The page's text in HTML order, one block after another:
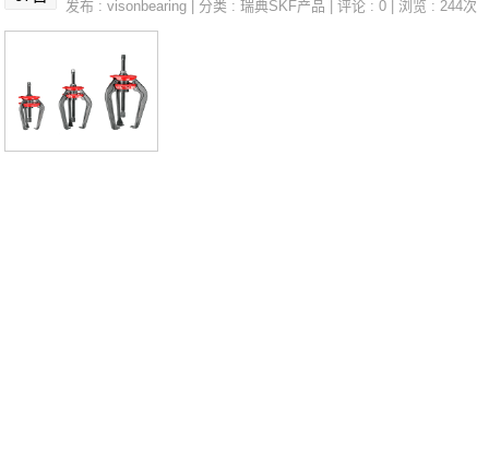
发布 :visonbearing | 分类 :瑞典SKF产品 | 评论 : 0 | 浏览 : 244次